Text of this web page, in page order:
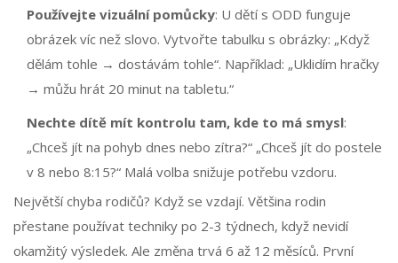
Používejte vizuální pomůcky: U dětí s ODD funguje
obrázek víc než slovo. Vytvořte tabulku s obrázky: „Když
dělám tohle → dostávám tohle“. Například: „Uklidím hračky
→ můžu hrát 20 minut na tabletu.“
Nechte dítě mít kontrolu tam, kde to má smysl:
„Chceš jít na pohyb dnes nebo zítra?“ „Chceš jít do postele
v 8 nebo 8:15?“ Malá volba snižuje potřebu vzdoru.
Největší chyba rodičů? Když se vzdají. Většina rodin
přestane používat techniky po 2-3 týdnech, když nevidí
okamžitý výsledek. Ale změna trvá 6 až 12 měsíců. První